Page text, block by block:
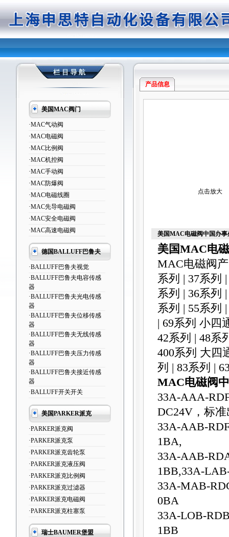
美国MAC阀门
·MAC气动阀
·MAC电磁阀
·MAC比例阀
·MAC机控阀
·MAC手动阀
·MAC防爆阀
·MAC电磁线圈
·MAC先导电磁阀
·MAC安全电磁阀
·MAC高速电磁阀
德国BALLUFF巴鲁夫
·BALLUFF巴鲁夫视觉
·BALLUFF巴鲁夫电容传感
器
·BALLUFF巴鲁夫光电传感
器
·BALLUFF巴鲁夫位移传感
器
·BALLUFF巴鲁夫无线传感
器
·BALLUFF巴鲁夫压力传感
器
·BALLUFF巴鲁夫接近传感
器
·BALLUFF开关开关
美国PARKER派克
·PARKER派克阀
·PARKER派克泵
·PARKER派克齿轮泵
·PARKER派克液压阀
·PARKER派克比例阀
·PARKER派克过滤器
·PARKER派克电磁阀
·PARKER派克柱塞泵
瑞士BAUMER堡盟
产品信息
点击放大
美国MAC电磁阀中国办事
美国MAC电
MAC电磁阀
系列 | 37系列
系列 | 36系列
系列 | 55系列
| 69系列 小四
42系列 | 48系
400系列 大四
列 | 83系列 |
MAC电磁阀
33A-AAA-
DC24V，标
33A-AAB-
1BA,
33A-AAB-
1BB,33A-
33A-MAB-
0BA
33A-LOB-
1BB